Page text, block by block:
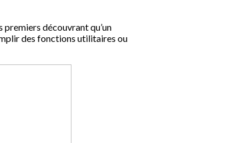
découvrant qu’un
des fonctions utilitaires ou